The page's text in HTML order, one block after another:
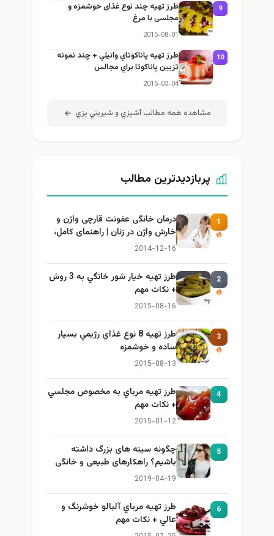
9
طرز تهيه چند نوع غذای خوشمزه و
مجلسی با مرغ
2015-08-01
10
طرز تهيه پاناكوتاي وانيلي + چند نمونه
تزيين پاناكوتا براي مجالس
2015-03-04
مشاهده همه مطالب آشپزي و شيريني پزي
پربازدیدترین مطالب
1
درمان خانگی عفونت قارچی واژن و
خارش واژن در زنان | راهنمای کامل،
ایمن و کاربردی
2014-12-16
2
طرز تهيه خیار شور خانگي به 3 روش
+ نكات مهم
2015-08-16
3
طرز تهيه 8 نوع غذاي رژيمي بسيار
ساده و خوشمزه
2015-08-13
4
طرز تهيه مرباي به مخصوص مجلسي
+ نكات مهم
2015-01-12
5
چگونه سینه های بزرگ داشته
باشیم؟ راهکارهای طبیعی و خانگی
برای بزرگ کردن سینه
2019-04-19
6
طرز تهيه مرباي آلبالو خوشرنگ و
عالي + نكات مهم